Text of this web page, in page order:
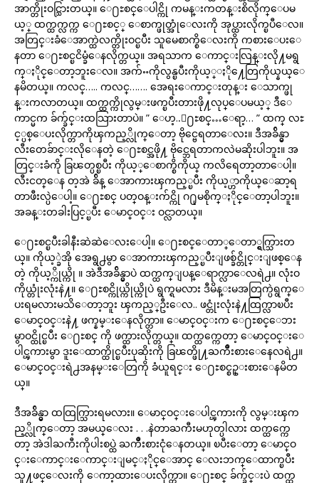
အာက္တိုးဝင္သြားတယ္။ ေ႐ႊစင္ေပါင္ကို ကမန္းကတန္းစိလိုက္ေပမ
ယ့္ ထက္ထက္လက္က ေ႐ႊစင့္ ေစာက္ဖုတ္အုံေလးကို အုပ္ထားလိုက္ၿပီေလ။
အတြင္းခံေအာက္ထဲလက္တိုးဝင္ၿပီး သူမေစာက္စိေလးကို ကစားေပးေ
နတာ ေ႐ႊစင္ၿငိမ္ခံေနလိုက္တယ္။ အရသာက ေကာင္းလြန္းလို႔မရွ
က္ႏိုင္ေတာ့ဘူးေလ။ အက်ႌကိုလွန္ၿပီးကိုယ့္ႏို႔ေတြကိုယ္နယ္ေ
နမိတယ္။ ကလင္….. ကလင္……. အေရးေကာင္းတုန္း ေသာက္ဖု
န္းကလာတယ္။ ထက္ထက္ကိုလွမ္းဖက္ၿပီးတားဖို႔လုပ္ေပမယ့္ ဒီေ
ကာင္မက ခ်က္ခ်င္းထသြားတာပဲ။ ” ေဟ့..ေ႐ႊစင္…ေရာ့… ” ထက္ လႊ
င့္ပစ္ေပးလိုက္တာကိုၾကည့္လိုက္ေတာ့ ဗိုင္ဗေရတာေလး။ ဒီအခ်ိန္မွာ
လီးတေခ်ာင္းလိုေနတဲ့ ေ႐ႊစင္အဖို႔ ဗိုင္ဘေရတာကလဲမဆိုးပါဘူး။ အ
တြင္းခံကို ခြၽတ္ပစ္ၿပီး ကိုယ့္ေစာက္စိကိုယ္ ကလိရေတာ့တာေပါ့။
လီးငတ္ေန တ့အဲ ခ်ိန္ ေအာကားၾကည့္ၿပီး ကိုယ့္ဟာကိုယ္ေဆာ့ရ
တာဖီးလ္ပဲေပါ့။ ေ႐ႊစင္ ပတ္ဝန္းက်င္ကို ဂ႐ုမစိုက္ႏိုင္ေတာ့ပါဘူး။
အခန္းတခါးပြင့္ၿပီး ေမာင္ဝင္း ဝင္လာတယ္။
ေ႐ႊစင္ၿပီးခါနီးဆဲဆဲေလးေပါ့။ ေ႐ႊစင္ေတာ္ေတာ္ရွက္သြားတ
ယ္။ ကိုယ့္ခဲအို အေရွ႕မွာ ေအာကားၾကည့္ၿပီးျဖစ္ခ်င္တိုင္းျဖစ္ေန
တဲ့ ကိုယ့္ကိုယ္ကို ။ အဲဒီအခ်ိန္မွာပဲ ထက္ထက္ျပန္ေရာက္လာေလရဲ႕။ လုံးဝ
ကိုယ္တုံးလုံးနဲ႔။ ေ႐ႊစင္ကိုယ္ကိုယ္ကိုပဲ ရွက္ရမလား ဒီမိန္းမအတြက္ပဲရွက္ေ
ပးရမလားမသိေတာ့ဘူး ၾကည့္ဦးေလ.. ဖင္တုံးလုံးနဲ႔ထြက္လာၿပီး
ေမာင္ဝင္းနဲ႔ ဖက္နမ္းေနလိုက္တာ။ ေမာင္ဝင္းက ေ႐ႊစင္ေဘး
မွာဝင္ထိုင္ၿပီး ေ႐ႊစင္ ကို ဖက္ထားလိုက္တယ္။ ထက္ထက္ကေတာ့ ေမာင္ဝင္းေ
ပါင္ၾကားမွာ ဒူးေထာက္ထိုင္ၿပီးပုဆိုးကို ခြၽတ္ဖို႔ႀကိဳးစားေနေလရဲ႕။
ေမာင္ဝင္းရဲ႕အနမ္းေတြကို ခံယူရင္း ေ႐ႊစင္စဥ္းစားေနမိတ
ယ္။
ဒီအခ်ိန္မွာ ထထြက္သြားရမလား။ ေမာင္ဝင္းေပါင္ၾကားကို လွမ္းၾက
ည့္လိုက္ေတာ့ အမယ္ေလး . . .နဲတာႀကီးမဟုတ္ပါလား ထက္ထက္ကေ
တာ့ အဲဒါႀကီးကိုပါးစပ္ထဲ ႀကိဳးစားငုံေနတယ္။ ၿပီးေတာ့ ေမာင္ဝ
င္းေကာင္းေကာင္းျမင္ႏိုင္ေအာင္ ေလးဘက္ေထာက္ၿပီး
သူ႔ဖင္ေလးကို ေကာ့ထားေပးလိုက္တာ။ ေ႐ႊစင္ ခ်က္ခ်င္းပဲ ထက္ထ